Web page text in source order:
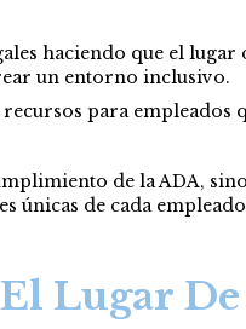
haciendo que el
un entorno inclusivo.
para
de la ADA,
únicas de cada
Lugar